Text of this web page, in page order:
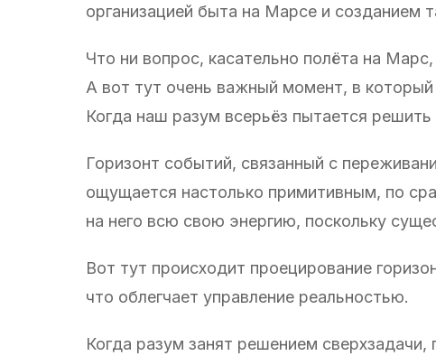
организацией быта на Марсе и созданием
Что ни вопрос, касательно полёта на Марс,
А вот тут очень важный момент, в который
Когда наш разум всерьёз пытается
Горизонт событий, связанный с
ощущается настолько примитивным, по
на него всю свою энергию, поскольку
Вот тут происходит проецирование
что облегчает управление реальностью.
Когда разум занят решением